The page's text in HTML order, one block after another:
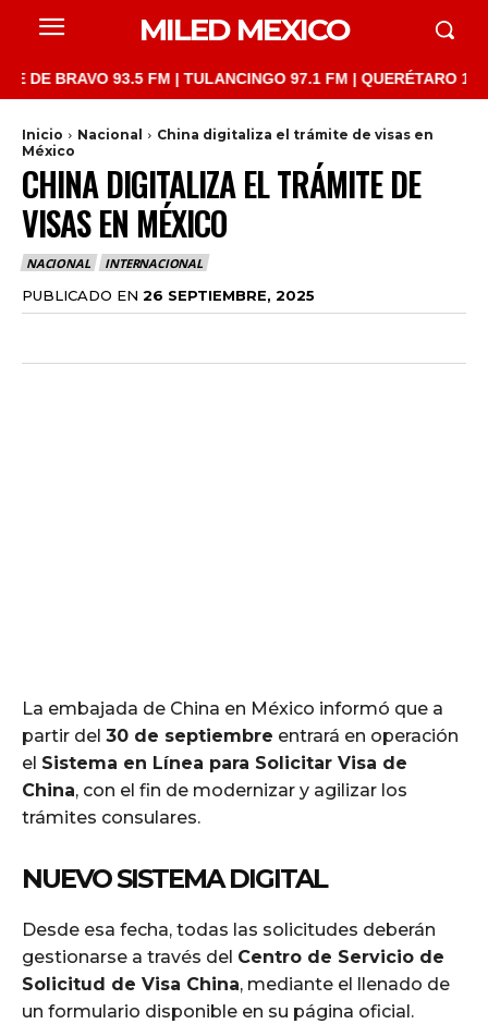
MILED MEXICO
93.5 FM | TULANCINGO 97.1 FM | QUERÉTARO 103.1
Inicio Nacional
China digitaliza el trámite de visas en
México
CHINA DIGITALIZA EL TRÁMITE DE
VISAS EN MÉXICO
NACIONAL INTERNACIONAL
PUBLICADO EN 26 SEPTIEMBRE, 2025
La embajada de China en México informó que a
partir del 30 de septiembre entrará en operación
el Sistema en Línea para Solicitar Visa de
China, con el fin de modernizar y agilizar los
trámites consulares.
NUEVO SISTEMA DIGITAL
Desde esa fecha, todas las solicitudes deberán
gestionarse a través del Centro de Servicio de
Solicitud de Visa China, mediante el llenado de
un formulario disponible en su página oficial.